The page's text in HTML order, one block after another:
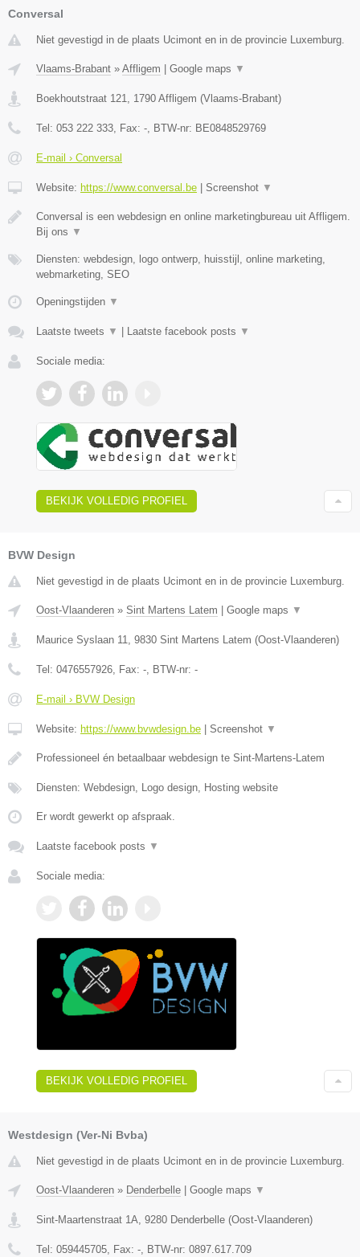
Conversal
Niet gevestigd in de plaats Ucimont en in de provincie Luxemburg.
Vlaams-Brabant » Affligem Google maps ▼
Boekhoutstraat 121, 1790 Affligem (Vlaams-Brabant)
Tel: 053 222 333, Fax: -, BTW-nr: BE0848529769
E-mail › Conversal
Website: https://www.conversal.be Screenshot ▼
Conversal is een webdesign en online marketingbureau uit Affligem.
Bij ons ▼
Diensten: webdesign, logo ontwerp, huisstijl, online marketing,
webmarketing, SEO
Openingstijden ▼
Laatste tweets ▼ Laatste facebook posts ▼
Sociale media:
BEKIJK VOLLEDIG PROFIEL
BVW Design
Niet gevestigd in de plaats Ucimont en in de provincie Luxemburg.
Oost-Vlaanderen » Sint Martens Latem Google maps ▼
Maurice Syslaan 11 9830 Sint Martens Latem (Oost-Vlaanderen)
Tel: 0476557926 , Fax: - , BTW-nr: -
E-mail › BVW Design
Website: https://www.bvwdesign.be Screenshot ▼
Professioneel én betaalbaar webdesign te Sint-Martens-Latem
Diensten: Webdesign, Logo design, Hosting website
Er wordt gewerkt op afspraak.
Laatste facebook posts ▼
Sociale media:
BEKIJK VOLLEDIG PROFIEL
Westdesign (Ver-Ni Bvba)
Niet gevestigd in de plaats Ucimont en in de provincie Luxemburg.
Oost-Vlaanderen » Denderbelle | Google maps ▼
Sint-Maartenstraat 1A 9280 Denderbelle (Oost-Vlaanderen)
Tel: 059445705 , Fax: - , BTW-nr: 0897.617.709